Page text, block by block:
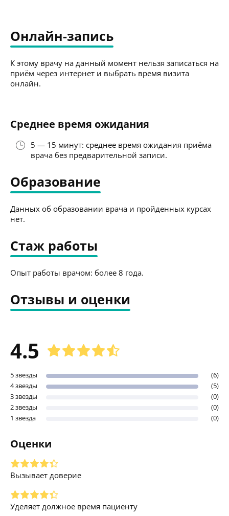
Онлайн-запись
К этому врачу на данный момент нельзя записаться на
приём через интернет и выбрать время визита
онлайн.
Среднее время ожидания
5 — 15 минут: среднее время ожидания приёма
врача без предварительной записи.
Образование
Данных об образовании врача и пройденных курсах
нет.
Стаж работы
Опыт работы врачом: более 8 года.
Отзывы и оценки
4.5
5 звезды
(6)
4 звезды
(5)
3 звезды
(0)
2 звезды
(0)
1 звезда
(0)
Оценки
Вызывает доверие
Уделяет должное время пациенту